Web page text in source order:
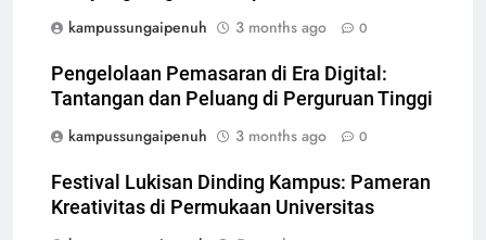
kampussungaipenuh
3 months ago 0
Pengelolaan Pemasaran di Era Digital:
Tantangan dan Peluang di Perguruan Tinggi
kampussungaipenuh
3 months ago 0
Festival Lukisan Dinding Kampus: Pameran
Kreativitas di Permukaan Universitas